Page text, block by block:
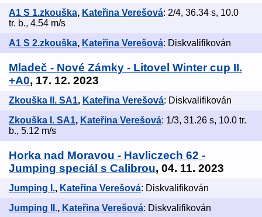
A1 S 1.zkouška, Kateřina Verešová: 2/4, 36.34 s, 10.0
tr. b., 4.54 m/s
A1 S 2.zkouška, Kateřina Verešová: Diskvalifikován
Mladeč - Nové Zámky - Litovel Winter cup II.
+A0, 17. 12. 2023
Zkouška II. SA1, Kateřina Verešová: Diskvalifikován
Zkouška I. SA1, Kateřina Verešová: 1/3, 31.26 s, 10.0 tr.
b., 5.12 m/s
Horka nad Moravou - Havliczech 62 -
Jumping speciál s Calibrou, 04. 11. 2023
Jumping I., Kateřina Verešová: Diskvalifikován
Jumping II., Kateřina Verešová: Diskvalifikován